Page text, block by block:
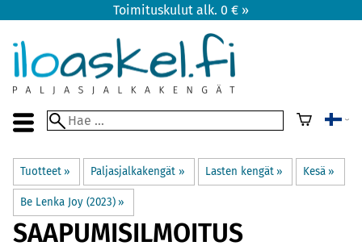
Toimituskulut alk. 0 € »
Tuotteet ‪» Paljasjalkakengät ‪» Lasten kengät ‪» Kesä ‪»
Be Lenka Joy (2023) ‪»
SAAPUMISILMOITUS